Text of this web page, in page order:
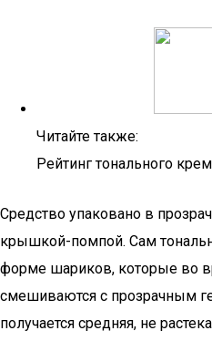
Читайте также:
Рейтинг тонального
Средство упаковано в
крышкой-помпой. Сам
форме шариков, которые во
смешиваются с прозрачным
получается средняя, не